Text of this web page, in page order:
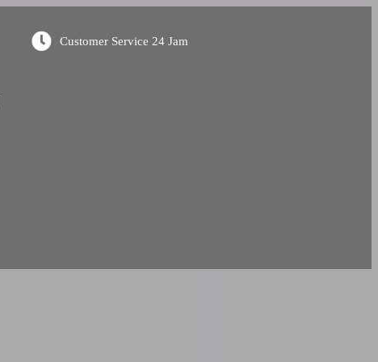
Customer Service 24 Jam